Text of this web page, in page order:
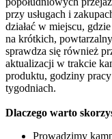
przy usługach i
działać w miejscu,
na krótkich,
sprawdza się również
aktualizacji w trakcie
produktu, godziny
tygodniach.
Dlaczego warto
Prowadzimy